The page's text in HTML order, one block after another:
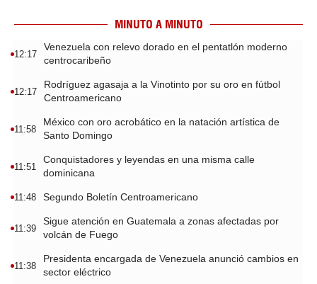
MINUTO A MINUTO
12:17
Venezuela con relevo dorado en el pentatlón moderno
centrocaribeño
12:17
Rodríguez agasaja a la Vinotinto por su oro en fútbol
Centroamericano
11:58
México con oro acrobático en la natación artística de
Santo Domingo
11:51
Conquistadores y leyendas en una misma calle
dominicana
11:48 Segundo Boletín Centroamericano
11:39
Sigue atención en Guatemala a zonas afectadas por
volcán de Fuego
11:38
Presidenta encargada de Venezuela anunció cambios en
sector eléctrico